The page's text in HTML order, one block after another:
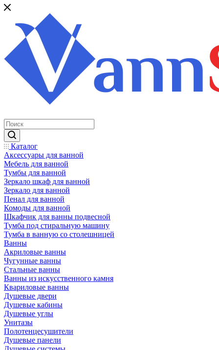
Каталог
Аксессуары для ванной
Мебель для ванной
Тумбы для ванной
Зеркало шкаф для ванной
Зеркало для ванной
Пенал для ванной
Комоды для ванной
Шкафчик для ванны подвесной
Тумба под стиральную машину
Тумба в ванную со столешницей
Ванны
Акриловые ванны
Чугунные ванны
Стальные ванны
Ванны из искусственного камня
Квариловые ванны
Душевые двери
Душевые кабины
Душевые углы
Унитазы
Полотенцесушители
Душевые панели